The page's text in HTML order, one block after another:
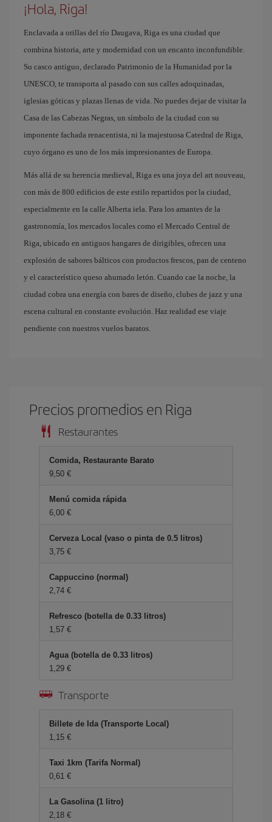
¡Hola, Riga!
Enclavada a orillas del río Daugava, Riga es una ciudad que
combina historia, arte y modernidad con un encanto inconfundible.
Su casco antiguo, declarado Patrimonio de la Humanidad por la
UNESCO, te transporta al pasado con sus calles adoquinadas,
iglesias góticas y plazas llenas de vida. No puedes dejar de visitar la
Casa de las Cabezas Negras, un símbolo de la ciudad con su
imponente fachada renacentista, ni la majestuosa Catedral de Riga,
cuyo órgano es uno de los más impresionantes de Europa.
Más allá de su herencia medieval, Riga es una joya del art nouveau,
con más de 800 edificios de este estilo repartidos por la ciudad,
especialmente en la calle Alberta iela. Para los amantes de la
gastronomía, los mercados locales como el Mercado Central de
Riga, ubicado en antiguos hangares de dirigibles, ofrecen una
explosión de sabores bálticos con productos frescos, pan de centeno
y el característico queso ahumado letón. Cuando cae la noche, la
ciudad cobra una energía con bares de diseño, clubes de jazz y una
escena cultural en constante evolución. Haz realidad ese viaje
pendiente con nuestros vuelos baratos.
Precios promedios en Riga
Restaurantes
Comida, Restaurante Barato
9,50 €
Menú comida rápida
6,00 €
Cerveza Local (vaso o pinta de 0.5 litros)
3,75 €
Cappuccino (normal)
2,74 €
Refresco (botella de 0.33 litros)
1,57 €
Agua (botella de 0.33 litros)
1,29 €
Transporte
Billete de Ida (Transporte Local)
1,15 €
Taxi 1km (Tarifa Normal)
0,61 €
La Gasolina (1 litro)
2,18 €